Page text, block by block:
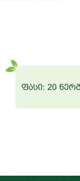
ფასი: 20